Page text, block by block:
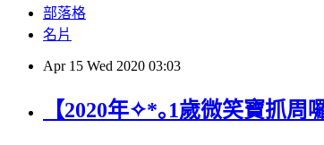
部落格
名片
Apr 15 Wed 2020 03:03
【2020年✧*｡1歲微笑寶抓